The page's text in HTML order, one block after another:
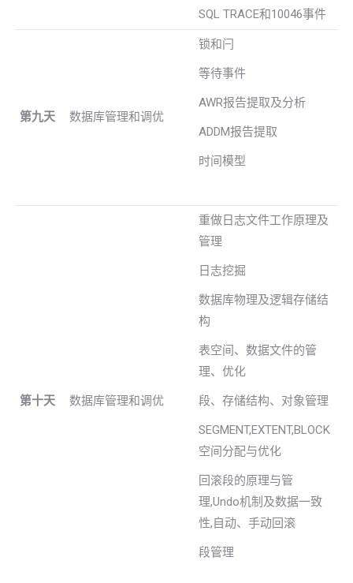
SQL TRACE和10046事件
第九天 数据库管理和调优
锁和闩
等待事件
AWR报告提取及分析
ADDM报告提取
时间模型
第十天 数据库管理和调优
重做日志文件工作原理及
管理
日志挖掘
数据库物理及逻辑存储结
构
表空间、数据文件的管
理、优化
段、存储结构、对象管理
SEGMENT,EXTENT,BLOCK
空间分配与优化
回滚段的原理与管
理,Undo机制及数据一致
性,自动、手动回滚
段管理